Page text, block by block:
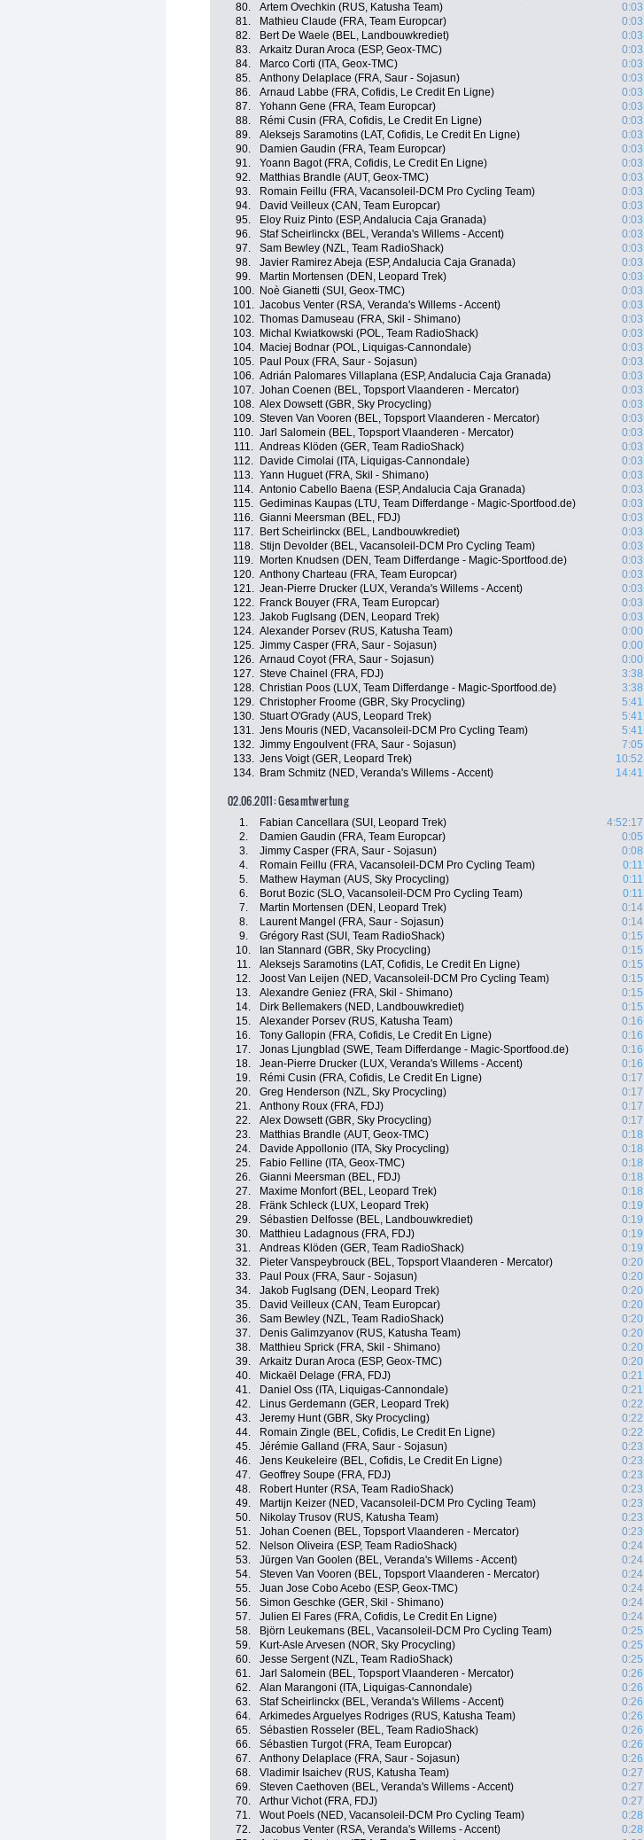
80.
Artem Ovechkin (RUS, Katusha Team)
0:03
81.
Mathieu Claude (FRA, Team Europcar)
0:03
82.
Bert De Waele (BEL, Landbouwkrediet)
0:03
83.
Arkaitz Duran Aroca (ESP, Geox-TMC)
0:03
84.
Marco Corti (ITA, Geox-TMC)
0:03
85.
Anthony Delaplace (FRA, Saur - Sojasun)
0:03
86.
Arnaud Labbe (FRA, Cofidis, Le Credit En Ligne)
0:03
87.
Yohann Gene (FRA, Team Europcar)
0:03
88.
Rémi Cusin (FRA, Cofidis, Le Credit En Ligne)
0:03
89.
Aleksejs Saramotins (LAT, Cofidis, Le Credit En Ligne)
0:03
90.
Damien Gaudin (FRA, Team Europcar)
0:03
91.
Yoann Bagot (FRA, Cofidis, Le Credit En Ligne)
0:03
92.
Matthias Brandle (AUT, Geox-TMC)
0:03
93.
Romain Feillu (FRA, Vacansoleil-DCM Pro Cycling Team)
0:03
94.
David Veilleux (CAN, Team Europcar)
0:03
95.
Eloy Ruiz Pinto (ESP, Andalucia Caja Granada)
0:03
96.
Staf Scheirlinckx (BEL, Veranda's Willems - Accent)
0:03
97.
Sam Bewley (NZL, Team RadioShack)
0:03
98.
Javier Ramirez Abeja (ESP, Andalucia Caja Granada)
0:03
99.
Martin Mortensen (DEN, Leopard Trek)
0:03
100.
Noè Gianetti (SUI, Geox-TMC)
0:03
101. Jacobus Venter (RSA, Veranda's Willems - Accent)
0:03
102. Thomas Damuseau (FRA, Skil - Shimano)
0:03
103.
Michal Kwiatkowski (POL, Team RadioShack)
0:03
104.
Maciej Bodnar (POL, Liquigas-Cannondale)
0:03
105.
Paul Poux (FRA, Saur - Sojasun)
0:03
106. Adrián Palomares Villaplana (ESP, Andalucia Caja Granada)
0:03
107. Johan Coenen (BEL, Topsport Vlaanderen - Mercator)
0:03
108. Alex Dowsett (GBR, Sky Procycling)
0:03
109. Steven Van Vooren (BEL, Topsport Vlaanderen - Mercator)
0:03
110. Jarl Salomein (BEL, Topsport Vlaanderen - Mercator)
0:03
111. Andreas Klöden (GER, Team RadioShack)
0:03
112.
Davide Cimolai (ITA, Liquigas-Cannondale)
0:03
113. Yann Huguet (FRA, Skil - Shimano)
0:03
114. Antonio Cabello Baena (ESP, Andalucia Caja Granada)
0:03
115. Gediminas Kaupas (LTU, Team Differdange - Magic-Sportfood.de)
0:03
116. Gianni Meersman (BEL, FDJ)
0:03
117.
Bert Scheirlinckx (BEL, Landbouwkrediet)
0:03
118. Stijn Devolder (BEL, Vacansoleil-DCM Pro Cycling Team)
0:03
119.
Morten Knudsen (DEN, Team Differdange - Magic-Sportfood.de)
0:03
120. Anthony Charteau (FRA, Team Europcar)
0:03
121. Jean-Pierre Drucker (LUX, Veranda's Willems - Accent)
0:03
122.
Franck Bouyer (FRA, Team Europcar)
0:03
123. Jakob Fuglsang (DEN, Leopard Trek)
0:03
124. Alexander Porsev (RUS, Katusha Team)
0:00
125. Jimmy Casper (FRA, Saur - Sojasun)
0:00
126. Arnaud Coyot (FRA, Saur - Sojasun)
0:00
127. Steve Chainel (FRA, FDJ)
3:38
128. Christian Poos (LUX, Team Differdange - Magic-Sportfood.de)
3:38
129. Christopher Froome (GBR, Sky Procycling)
5:41
130. Stuart O'Grady (AUS, Leopard Trek)
5:41
131. Jens Mouris (NED, Vacansoleil-DCM Pro Cycling Team)
5:41
132. Jimmy Engoulvent (FRA, Saur - Sojasun)
7:05
133. Jens Voigt (GER, Leopard Trek)
10:52
134.
Bram Schmitz (NED, Veranda's Willems - Accent) 14:41
02.06.2011: Gesamtwertung
1. Fabian Cancellara (SUI, Leopard Trek)
4:52:17
2.
Damien Gaudin (FRA, Team Europcar)
0:05
3.
Jimmy Casper (FRA, Saur - Sojasun)
0:08
4.
Romain Feillu (FRA, Vacansoleil-DCM Pro Cycling Team)
0:11
5.
Mathew Hayman (AUS, Sky Procycling)
0:11
6.
Borut Bozic (SLO, Vacansoleil-DCM Pro Cycling Team)
0:11
7.
Martin Mortensen (DEN, Leopard Trek)
0:14
8.
Laurent Mangel (FRA, Saur - Sojasun)
0:14
9.
Grégory Rast (SUI, Team RadioShack)
0:15
10.
Ian Stannard (GBR, Sky Procycling)
0:15
11.
Aleksejs Saramotins (LAT, Cofidis, Le Credit En Ligne)
0:15
12.
Joost Van Leijen (NED, Vacansoleil-DCM Pro Cycling Team)
0:15
13.
Alexandre Geniez (FRA, Skil - Shimano)
0:15
14.
Dirk Bellemakers (NED, Landbouwkrediet)
0:15
15.
Alexander Porsev (RUS, Katusha Team)
0:16
16.
Tony Gallopin (FRA, Cofidis, Le Credit En Ligne)
0:16
17.
Jonas Ljungblad (SWE, Team Differdange - Magic-Sportfood.de)
0:16
18.
Jean-Pierre Drucker (LUX, Veranda's Willems - Accent)
0:16
19.
Rémi Cusin (FRA, Cofidis, Le Credit En Ligne)
0:17
20.
Greg Henderson (NZL, Sky Procycling)
0:17
21.
Anthony Roux (FRA, FDJ)
0:17
22.
Alex Dowsett (GBR, Sky Procycling)
0:17
23.
Matthias Brandle (AUT, Geox-TMC)
0:18
24.
Davide Appollonio (ITA, Sky Procycling)
0:18
25.
Fabio Felline (ITA, Geox-TMC)
0:18
26.
Gianni Meersman (BEL, FDJ)
0:18
27.
Maxime Monfort (BEL, Leopard Trek)
0:18
28.
Fränk Schleck (LUX, Leopard Trek)
0:19
29.
Sébastien Delfosse (BEL, Landbouwkrediet)
0:19
30.
Matthieu Ladagnous (FRA, FDJ)
0:19
31.
Andreas Klöden (GER, Team RadioShack)
0:19
32.
Pieter Vanspeybrouck (BEL, Topsport Vlaanderen - Mercator)
0:20
33.
Paul Poux (FRA, Saur - Sojasun)
0:20
34.
Jakob Fuglsang (DEN, Leopard Trek)
0:20
35.
David Veilleux (CAN, Team Europcar)
0:20
36.
Sam Bewley (NZL, Team RadioShack)
0:20
37.
Denis Galimzyanov (RUS, Katusha Team)
0:20
38.
Matthieu Sprick (FRA, Skil - Shimano)
0:20
39.
Arkaitz Duran Aroca (ESP, Geox-TMC)
0:20
40.
Mickaël Delage (FRA, FDJ)
0:21
41.
Daniel Oss (ITA, Liquigas-Cannondale)
0:21
42.
Linus Gerdemann (GER, Leopard Trek)
0:22
43.
Jeremy Hunt (GBR, Sky Procycling)
0:22
44.
Romain Zingle (BEL, Cofidis, Le Credit En Ligne)
0:22
45.
Jérémie Galland (FRA, Saur - Sojasun)
0:23
46.
Jens Keukeleire (BEL, Cofidis, Le Credit En Ligne)
0:23
47.
Geoffrey Soupe (FRA, FDJ)
0:23
48.
Robert Hunter (RSA, Team RadioShack)
0:23
49.
Martijn Keizer (NED, Vacansoleil-DCM Pro Cycling Team)
0:23
50.
Nikolay Trusov (RUS, Katusha Team)
0:23
51.
Johan Coenen (BEL, Topsport Vlaanderen - Mercator)
0:23
52.
Nelson Oliveira (ESP, Team RadioShack)
0:24
53.
Jürgen Van Goolen (BEL, Veranda's Willems - Accent)
0:24
54.
Steven Van Vooren (BEL, Topsport Vlaanderen - Mercator)
0:24
55.
Juan Jose Cobo Acebo (ESP, Geox-TMC)
0:24
56.
Simon Geschke (GER, Skil - Shimano)
0:24
57.
Julien El Fares (FRA, Cofidis, Le Credit En Ligne)
0:24
58.
Björn Leukemans (BEL, Vacansoleil-DCM Pro Cycling Team)
0:25
59.
Kurt-Asle Arvesen (NOR, Sky Procycling)
0:25
60.
Jesse Sergent (NZL, Team RadioShack)
0:25
61.
Jarl Salomein (BEL, Topsport Vlaanderen - Mercator)
0:26
62.
Alan Marangoni (ITA, Liquigas-Cannondale)
0:26
63.
Staf Scheirlinckx (BEL, Veranda's Willems - Accent)
0:26
64.
Arkimedes Arguelyes Rodriges (RUS, Katusha Team)
0:26
65.
Sébastien Rosseler (BEL, Team RadioShack)
0:26
66.
Sébastien Turgot (FRA, Team Europcar)
0:26
67.
Anthony Delaplace (FRA, Saur - Sojasun)
0:26
68.
Vladimir Isaichev (RUS, Katusha Team)
0:27
69.
Steven Caethoven (BEL, Veranda's Willems - Accent)
0:27
70.
Arthur Vichot (FRA, FDJ)
0:27
71.
Wout Poels (NED, Vacansoleil-DCM Pro Cycling Team)
0:28
72.
Jacobus Venter (RSA, Veranda's Willems - Accent)
0:28